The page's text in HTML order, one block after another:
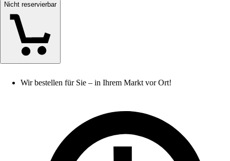
Nicht reservierbar
Wir bestellen für Sie – in Ihrem Markt vor Ort!